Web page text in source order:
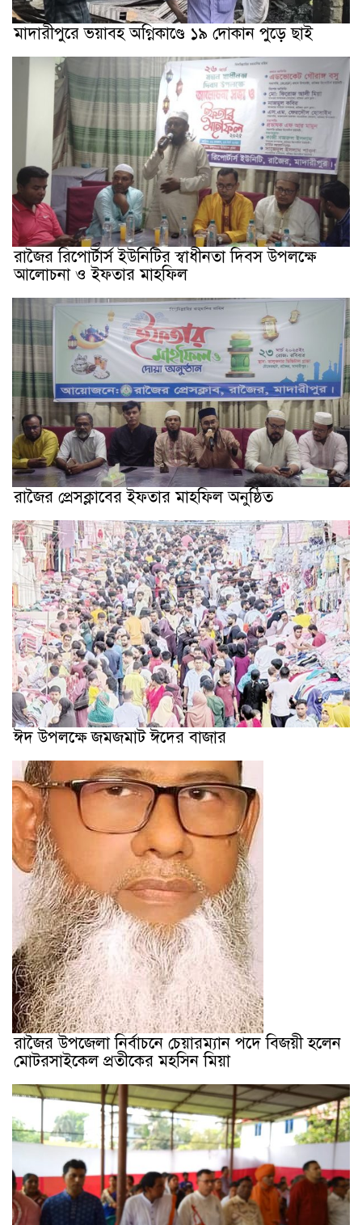
মাদারীপুরে ভয়াবহ অগ্নিকাণ্ডে ১৯ দোকান পুড়ে ছাই
রাজৈর রিপোর্টার্স ইউনিটির স্বাধীনতা দিবস উপলক্ষে
আলোচনা ও ইফতার মাহফিল
রাজৈর প্রেসক্লাবের ইফতার মাহফিল অনুষ্ঠিত
ঈদ উপলক্ষে জমজমাট ঈদের বাজার
রাজৈর উপজেলা নির্বাচনে চেয়ারম্যান পদে বিজয়ী হলেন
মোটরসাইকেল প্রতীকের মহসিন মিয়া